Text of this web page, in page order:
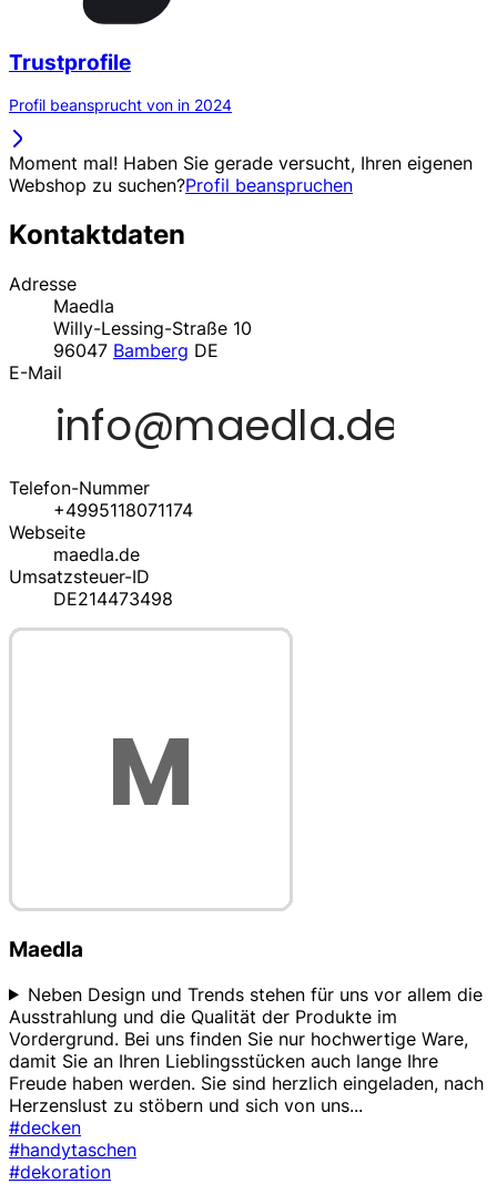
Trustprofile
Profil beansprucht von in 2024
Moment mal! Haben Sie gerade versucht, Ihren eigenen
Webshop zu suchen?Profil beanspruchen
Kontaktdaten
Adresse
Maedla
Willy-Lessing-Straße 10
96047 Bamberg DE
E-Mail
Telefon-Nummer
+4995118071174
Webseite
maedla.de
Umsatzsteuer-ID
DE214473498
Maedla
Neben Design und Trends stehen für uns vor allem die
Ausstrahlung und die Qualität der Produkte im
Vordergrund. Bei uns finden Sie nur hochwertige Ware,
damit Sie an Ihren Lieblingsstücken auch lange Ihre
Freude haben werden. Sie sind herzlich eingeladen, nach
Herzenslust zu stöbern und sich von uns...
#decken
#handytaschen
#dekoration